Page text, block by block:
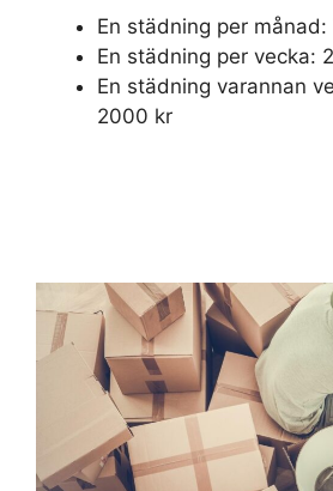
En städning per
En städning per vecka:
En städning varannan
2000 kr